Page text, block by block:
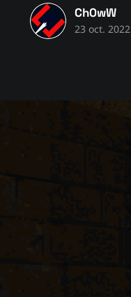
Ch0wW
23 oct. 2022